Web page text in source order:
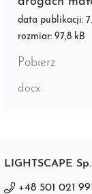
data publikacji:
rozmiar: 97,8 kB
Pobierz
docx
LIGHTSCAPE
+48 501 021